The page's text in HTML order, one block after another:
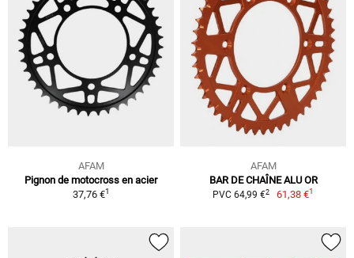
AFAM
Pignon de motocross en acier
37,76 €1
AFAM
BAR DE CHAÎNE ALU OR
PVC 64,99 €2 61,38 €1